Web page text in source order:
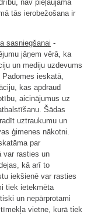
nav pieļaujama
tās ierobežošana ir
sasniegšanai -
jāņem vērā, ka
un mediju uzdevums
ieskatā,
kas apdraud
aicinājumus uz
Šādas
uztraukumu un
ģimenes nākotni.
par
var rasties un
kā arī to
iekšienē var rasties
tiek ietekmēta
un nepārprotami
vietne, kurā tiek